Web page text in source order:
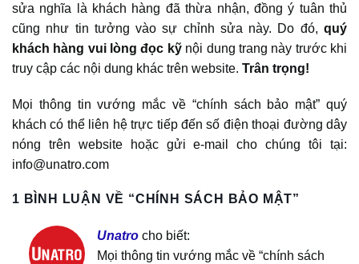
sửa nghĩa là khách hàng đã thừa nhận, đồng ý tuân thủ
cũng như tin tưởng vào sự chỉnh sửa này. Do đó, quý
khách hàng vui lòng đọc kỹnội dung trang này trước khi
truy cập các nội dung khác trên website. Trân trọng!
Mọi thông tin vướng mắc về “chính sách bảo mật” quý
khách có thể liên hệ trực tiếp đến số điện thoại đường dây
nóng trên website hoặc gửi e-mail cho chúng tôi tại:
info@unatro.com
1 BÌNH LUẬN VỀ “CHÍNH SÁCH BẢO MẬT”
Unatro cho biết:
Mọi thông tin vướng mắc về “chính sách